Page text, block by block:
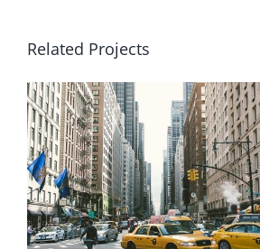
Related Projects